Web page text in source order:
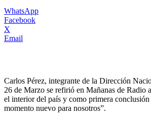
WhatsApp
Facebook
X
Email
Carlos Pérez, integrante de la Dirección
26 de Marzo se refirió en Mañanas de Radio
el interior del país y como primera conclusión
momento nuevo para nosotros”.